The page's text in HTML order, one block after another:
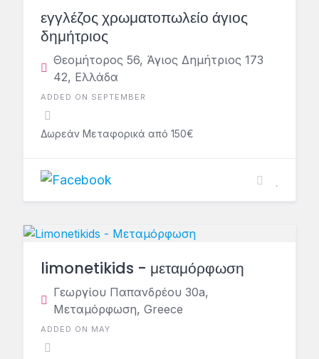
εγγλέζος χρωματοπωλείο άγιος
δημήτριος
Θεομήτορος 56, Άγιος Δημήτριος 173
42, Ελλάδα
ADDED ON SEPTEMBER
Δωρεάν Μεταφορικά από 150€
limonetikids - μεταμόρφωση
Γεωργίου Παπανδρέου 30a,
Μεταμόρφωση, Greece
ADDED ON MAY